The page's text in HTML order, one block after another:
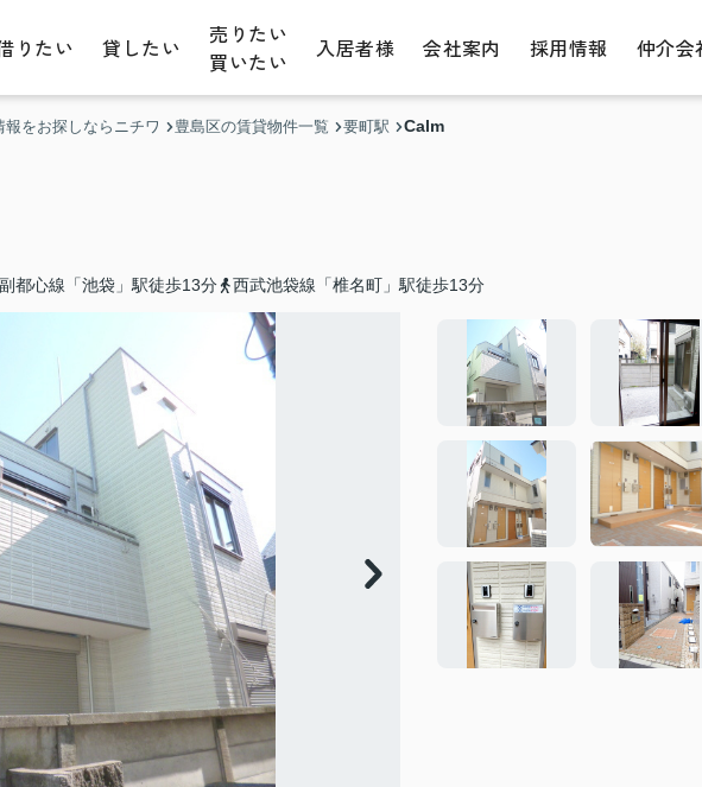
りたい 貸したい
売りたい
買いたい
入居者様 会社案内 採用情報 仲介会
をお探しならニチワ 豊島区の賃貸物件一覧 要町駅 Calm
副都心線「池袋」駅徒歩13分 西武池袋線「椎名町」駅徒歩13分